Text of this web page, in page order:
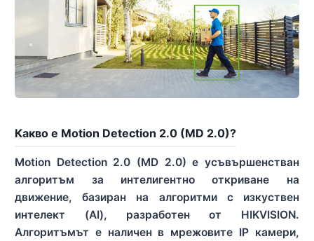
Какво е Motion Detection 2.0 (MD 2.0)?
Motion Detection 2.0 (MD 2.0) е усъвършенстван
алгоритъм за интелигентно откриване на
движение, базиран на алгоритми с изкуствен
интелект (AI), разработен от HIKVISION.
Алгоритъмът е наличен в мрежовите IP камери,